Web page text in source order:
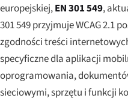
europejskiej,EN 301 549,
301 549 przyjmuje WCAG 2.1
zgodności treści
specyficzne dla aplikacji
oprogramowania,
sieciowymi, sprzętu i funkcji